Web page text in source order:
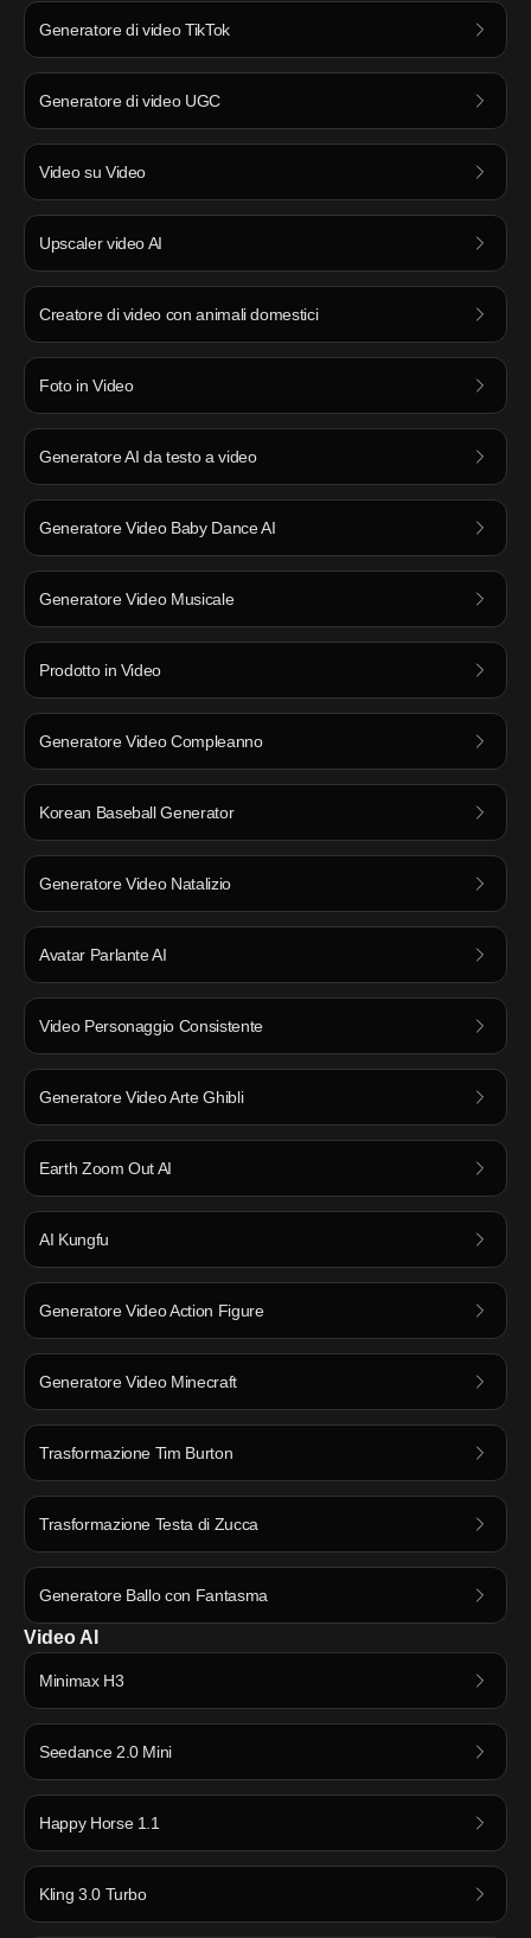
Generatore di video TikTok
Generatore di video UGC
Video su Video
Upscaler video AI
Creatore di video con animali domestici
Foto in Video
Generatore AI da testo a video
Generatore Video Baby Dance AI
Generatore Video Musicale
Prodotto in Video
Generatore Video Compleanno
Korean Baseball Generator
Generatore Video Natalizio
Avatar Parlante AI
Video Personaggio Consistente
Generatore Video Arte Ghibli
Earth Zoom Out AI
AI Kungfu
Generatore Video Action Figure
Generatore Video Minecraft
Trasformazione Tim Burton
Trasformazione Testa di Zucca
Generatore Ballo con Fantasma
Video AI
Minimax H3
Seedance 2.0 Mini
Happy Horse 1.1
Kling 3.0 Turbo